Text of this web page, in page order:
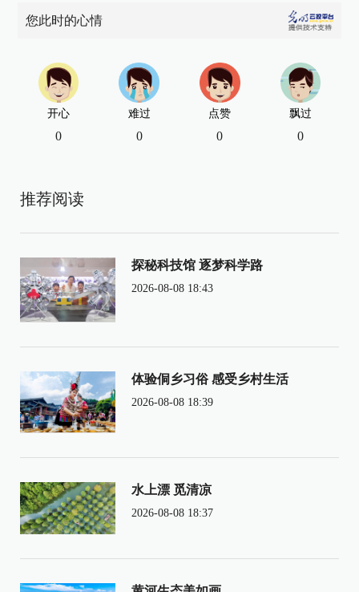
您此时的心情
开心
0
难过
0
点赞
0
飘过
0
推荐阅读
探秘科技馆 逐梦科学路
2026-08-08 18:43
体验侗乡习俗 感受乡村生活
2026-08-08 18:39
水上漂 觅清凉
2026-08-08 18:37